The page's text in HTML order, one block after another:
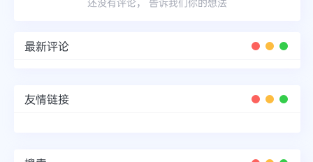
还没有评论， 告诉我们你的想法
最新评论
友情链接